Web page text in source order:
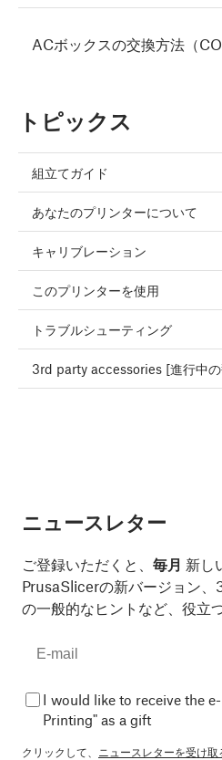
ACボックスの交換方法（
トピックス
組立てガイド
あなたのプリンターについて
キャリブレーション
このプリンターを使用
トラブルシューティング
3rd party accessories [進行中
ニュースレター
ご登録いただくと、 毎月 新し
PrusaSlicerの新バージョン、
の一般的なヒントなど、役立
I would like to receive the
Printing" as a gift
クリックして、 ニュースレターを受け取